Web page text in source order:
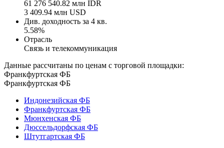
61 276 540.82 млн IDR
3 409.94 млн USD
Див. доходность за 4 кв.
5.58%
Отрасль
Связь и телекоммуникация
Данные рассчитаны по ценам с торговой площадки:
Франкфуртская ФБ
Франкфуртская ФБ
Индонезийская ФБ
Франкфуртская ФБ
Мюнхенская ФБ
Дюссельдорфская ФБ
Штутгартская ФБ